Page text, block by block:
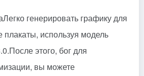
Легко генерировать графику для
плакаты, используя модель
После этого, бог для
вы можете